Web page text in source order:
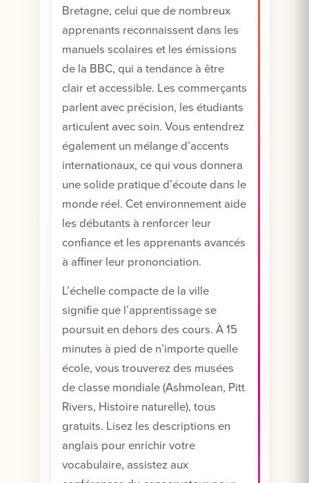
Bretagne, celui que de nombreux
apprenants reconnaissent dans les
manuels scolaires et les émissions
de la BBC, qui a tendance à être
clair et accessible. Les commerçants
parlent avec précision, les étudiants
articulent avec soin. Vous entendrez
également un mélange d’accents
internationaux, ce qui vous donnera
une solide pratique d’écoute dans le
monde réel. Cet environnement aide
les débutants à renforcer leur
confiance et les apprenants avancés
à affiner leur prononciation.
L’échelle compacte de la ville
signifie que l’apprentissage se
poursuit en dehors des cours. À 15
minutes à pied de n’importe quelle
école, vous trouverez des musées
de classe mondiale (Ashmolean, Pitt
Rivers, Histoire naturelle), tous
gratuits. Lisez les descriptions en
anglais pour enrichir votre
vocabulaire, assistez aux